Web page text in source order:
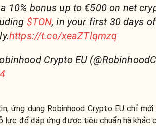
10% bonus up to €500 on net
$TON, in your first 30 days
https://t.co/xeaZTlqmzq
Crypto EU
ứng dụng Robinhood Crypto EU chỉ mới
lực để đáp ứng được tiêu chuẩn hà khắc